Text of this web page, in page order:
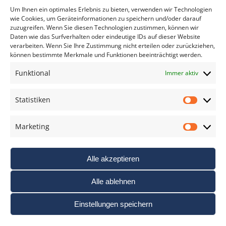
Um Ihnen ein optimales Erlebnis zu bieten, verwenden wir Technologien
wie Cookies, um Geräteinformationen zu speichern und/oder darauf
zuzugreifen. Wenn Sie diesen Technologien zustimmen, können wir
Daten wie das Surfverhalten oder eindeutige IDs auf dieser Website
verarbeiten. Wenn Sie Ihre Zustimmung nicht erteilen oder zurückziehen,
können bestimmte Merkmale und Funktionen beeinträchtigt werden.
Funktional Immer aktiv
Statistiken
Marketing
Alle akzeptieren
Alle ablehnen
Einstellungen speichern
*